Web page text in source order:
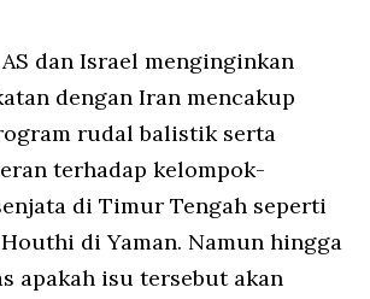
dan Israel menginginkan
dengan Iran mencakup
rudal balistik serta
terhadap kelompok-
di Timur Tengah seperti
di Yaman. Namun hingga
apakah isu tersebut akan